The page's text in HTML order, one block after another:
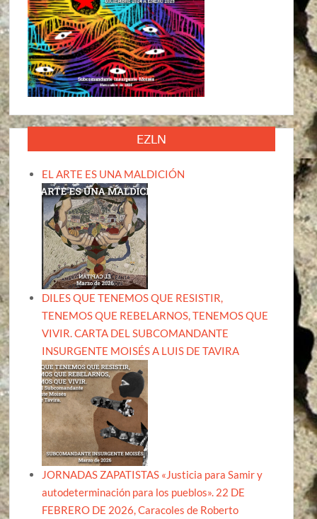
EZLN
EL ARTE ES UNA MALDICIÓN
DILES QUE TENEMOS QUE RESISTIR,
TENEMOS QUE REBELARNOS, TENEMOS QUE
VIVIR. CARTA DEL SUBCOMANDANTE
INSURGENTE MOISÉS A LUIS DE TAVIRA
JORNADAS ZAPATISTAS «Justicia para Samir y
autodeterminación para los pueblos». 22 DE
FEBRERO DE 2026, Caracoles de Roberto